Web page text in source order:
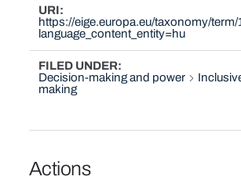
URI
https://eige.europa.eu/taxonomy/term/
language_content_entity=hu
FILED UNDER
Decision-making and power
making
Actions